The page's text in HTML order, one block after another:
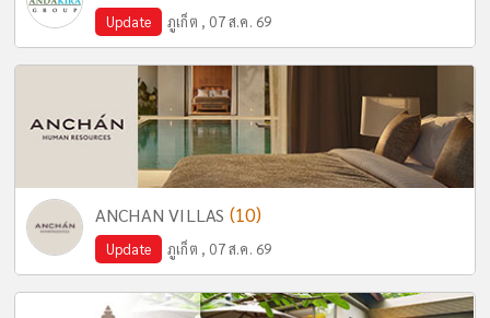
Update ภูเก็ต , 07 ส.ค. 69
ANCHAN VILLAS (10)
Update ภูเก็ต , 07 ส.ค. 69